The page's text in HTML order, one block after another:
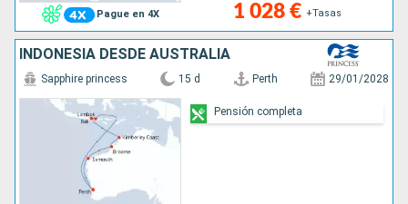
Pague en 4X 1 028 € +Tasas
INDONESIA DESDE AUSTRALIA
Sapphire princess 15 d Perth 29/01/2028
Pensión completa